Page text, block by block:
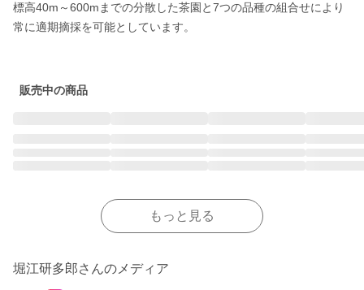
標高40m～600mまでの分散した茶園と7つの品種の組合せにより
常に適期摘採を可能としています。
販売中の商品
もっと見る
堀江研多郎さんのメディア